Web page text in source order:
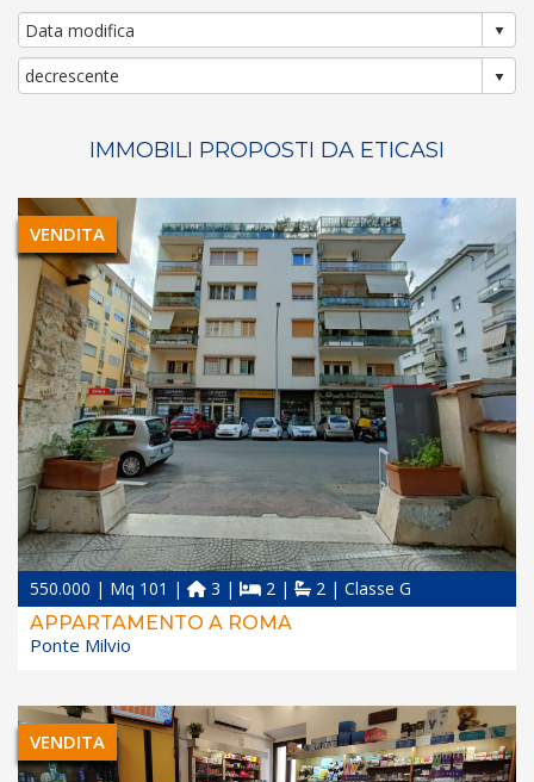
IMMOBILI PROPOSTI DA ETICASI
VENDITA
550.000 | Mq 101 | 3 | 2 |
2 | Classe G
APPARTAMENTO A ROMA
Ponte Milvio
VENDITA